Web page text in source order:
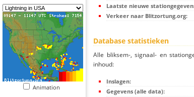
Animation
Laatste nieuwe
Verkeer naar Blitzortung.org:
Database statistieken
Alle bliksem-, signaal- en
inhoud:
Inslagen:
Gegevens (alle data):